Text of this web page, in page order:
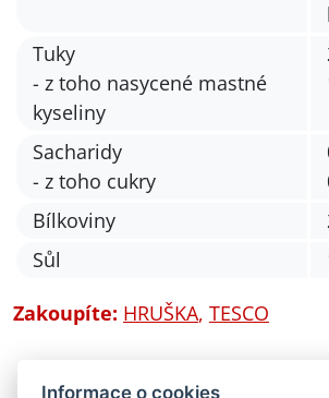
Tuky
- z toho nasycené mastné
kyseliny
Sacharidy
- z toho cukry
Bílkoviny
Sůl
Zakoupíte: HRUŠKA, TESCO
Informace o cookies